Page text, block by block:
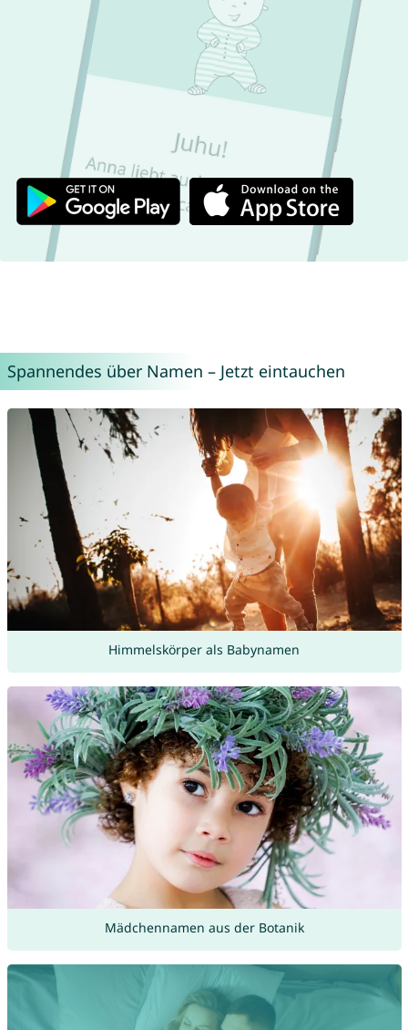
Spannendes über Namen – Jetzt eintauchen
Himmelskörper als Babynamen
Mädchennamen aus der Botanik